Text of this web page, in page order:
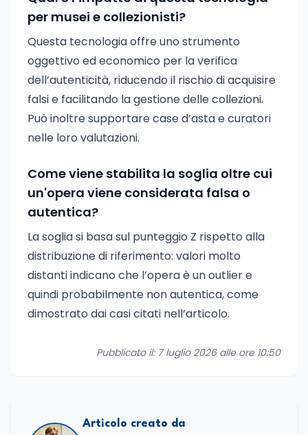
per musei e collezionisti?
Questa tecnologia offre uno strumento
oggettivo ed economico per la verifica
dell’autenticità, riducendo il rischio di acquisire
falsi e facilitando la gestione delle collezioni.
Può inoltre supportare case d’asta e curatori
nelle loro valutazioni.
Come viene stabilita la soglia oltre cui
un'opera viene considerata falsa o
autentica?
La soglia si basa sul punteggio Z rispetto alla
distribuzione di riferimento: valori molto
distanti indicano che l’opera è un outlier e
quindi probabilmente non autentica, come
dimostrato dai casi citati nell’articolo.
Pubblicato il: 7 luglio 2026 alle ore 10:50
Articolo creato da